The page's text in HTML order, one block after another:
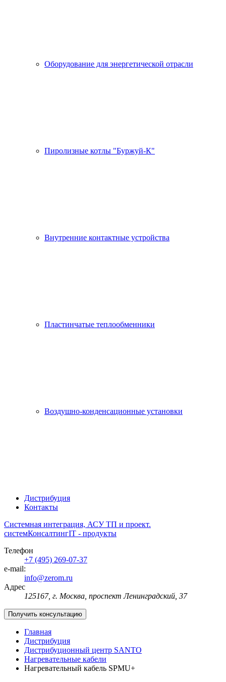
Оборудование для энергетической отрасли
Пиролизные котлы "Буржуй-К"
Внутренние контактные устройства
Пластинчатые теплообменники
Воздушно-конденсационные установки
Дистрибуция
Контакты
Системная интеграция, АСУ ТП и проект.
системКонсалтингIT - продукты
Телефон
+7 (495) 269-07-37
e-mail:
info@zerom.ru
Адрес
125167, г. Москва, проспект Ленинградский, 37
Получить консультацию
Главная
Дистрибуция
Дистрибуционный центр SANTO
Нагревательные кабели
Нагревательный кабель SPMU+